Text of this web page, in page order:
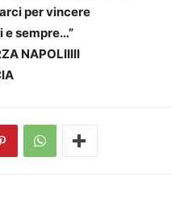
per vincere
e sempre…”
NAPOLIIIII